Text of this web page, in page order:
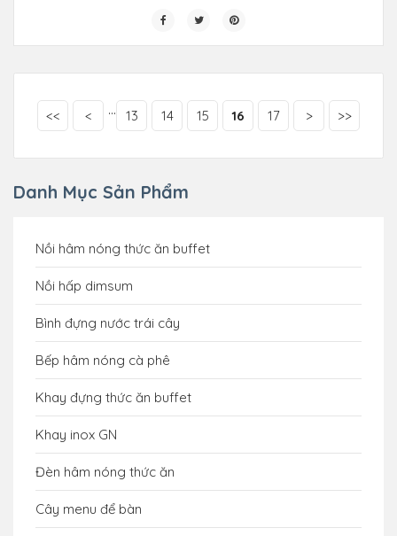
<< < ... 13 14 15 16 17 > >>
Danh Mục Sản Phẩm
Nồi hâm nóng thức ăn buffet
Nồi hấp dimsum
Bình đựng nước trái cây
Bếp hâm nóng cà phê
Khay đựng thức ăn buffet
Khay inox GN
Đèn hâm nóng thức ăn
Cây menu để bàn